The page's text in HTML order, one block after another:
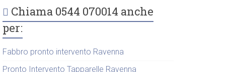
Chiama 0544 070014 anche
per:
Fabbro pronto intervento Ravenna
Pronto Intervento Tapparelle Ravenna